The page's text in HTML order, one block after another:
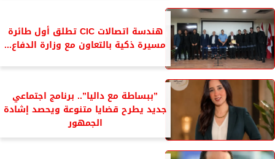
هندسة اتصالات CIC تطلق أول طائرة
مسيرة ذكية بالتعاون مع وزارة الدفاع...
”ببساطة مع داليا”.. برنامج اجتماعي
جديد يطرح قضايا متنوعة ويحصد إشادة
الجمهور